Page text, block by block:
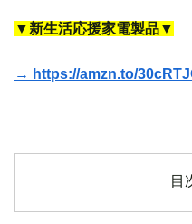
▼新生活応援家電製品▼
→ https://amzn.to/
目